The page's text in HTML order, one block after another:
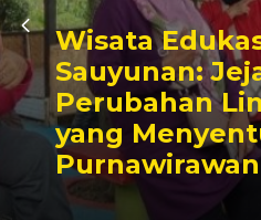
Edukasi
Jejak
Menyentuh